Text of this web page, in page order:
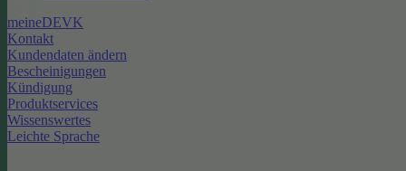
meineDEVK
Kontakt
Kundendaten ändern
Bescheinigungen
Kündigung
Produktservices
Wissenswertes
Leichte Sprache